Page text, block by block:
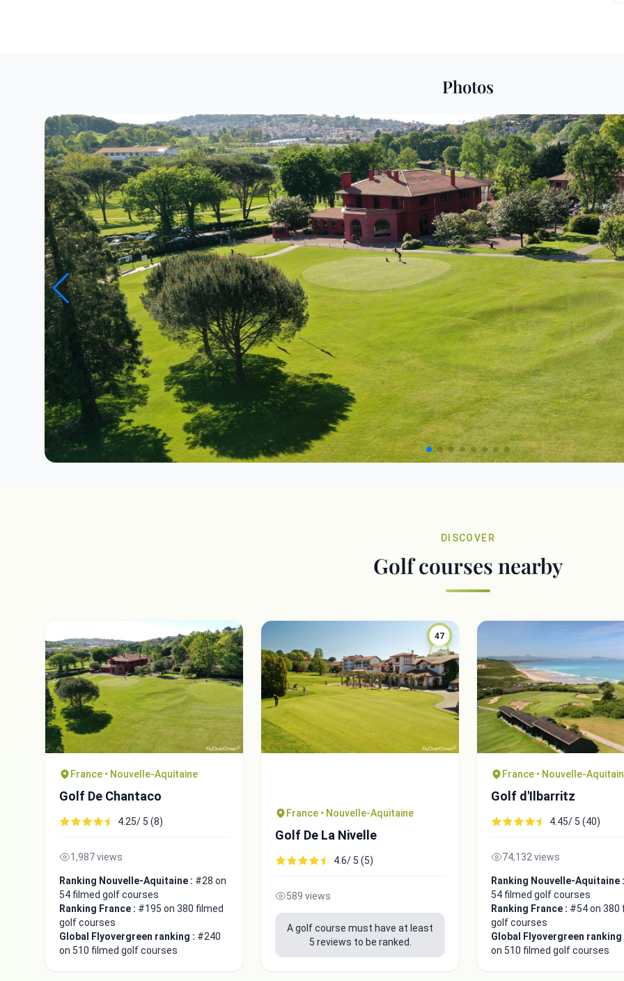
Photos
DISCOVER
Golf courses nearby
France • Nouvelle-Aquitaine
Golf De Chantaco
4.25/ 5 (8)
1,987 views
Ranking Nouvelle-Aquitaine : #28 on
54 filmed golf courses
Ranking France : #195 on 380 filmed
golf courses
Global Flyovergreen ranking : #240
on 510 filmed golf courses
47
France • Nouvelle-Aquitaine
Golf De La Nivelle
4.6/ 5 (5)
589 views
A golf course must have at least
5 reviews to be ranked.
France • Nouvelle-
Golf d'Ilbarritz
4.45/ 5 (40)
74,132 views
Ranking Nouvelle-Aquitaine :
54 filmed golf courses
Ranking France : #54 on 380
golf courses
Global Flyovergreen ranking
on 510 filmed golf courses